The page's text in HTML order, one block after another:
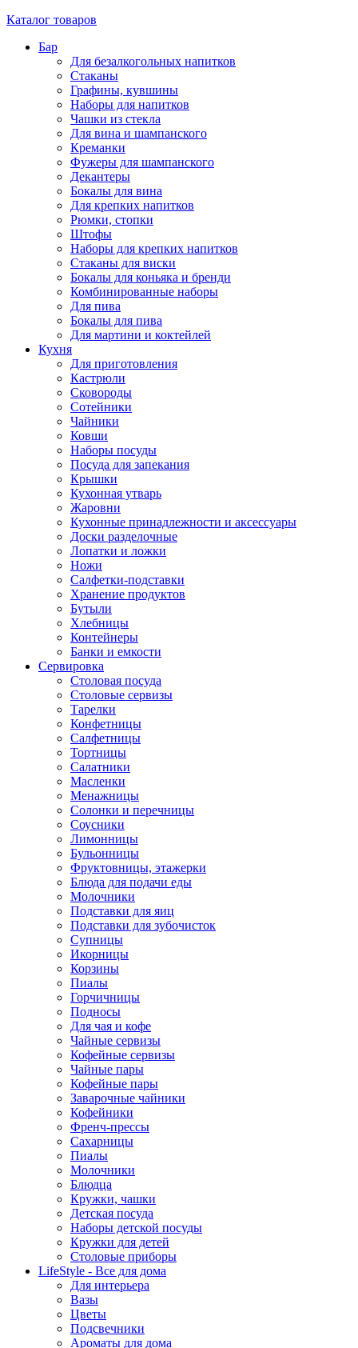
Каталог товаров
Бар
Для безалкогольных напитков
Стаканы
Графины, кувшины
Наборы для напитков
Чашки из стекла
Для вина и шампанского
Креманки
Фужеры для шампанского
Декантеры
Бокалы для вина
Для крепких напитков
Рюмки, стопки
Штофы
Наборы для крепких напитков
Стаканы для виски
Бокалы для коньяка и бренди
Комбинированные наборы
Для пива
Бокалы для пива
Для мартини и коктейлей
Кухня
Для приготовления
Кастрюли
Сковороды
Сотейники
Чайники
Ковши
Наборы посуды
Посуда для запекания
Крышки
Кухонная утварь
Жаровни
Кухонные принадлежности и аксессуары
Доски разделочные
Лопатки и ложки
Ножи
Салфетки-подставки
Хранение продуктов
Бутыли
Хлебницы
Контейнеры
Банки и емкости
Сервировка
Столовая посуда
Столовые сервизы
Тарелки
Конфетницы
Салфетницы
Тортницы
Салатники
Масленки
Менажницы
Солонки и перечницы
Соусники
Лимонницы
Бульонницы
Фруктовницы, этажерки
Блюда для подачи еды
Молочники
Подставки для яиц
Подставки для зубочисток
Супницы
Икорницы
Корзины
Пиалы
Горчичницы
Подносы
Для чая и кофе
Чайные сервизы
Кофейные сервизы
Чайные пары
Кофейные пары
Заварочные чайники
Кофейники
Френч-прессы
Сахарницы
Пиалы
Молочники
Блюдца
Кружки, чашки
Детская посуда
Наборы детской посуды
Кружки для детей
Столовые приборы
LifeStyle - Все для дома
Для интерьера
Вазы
Цветы
Подсвечники
Ароматы для дома